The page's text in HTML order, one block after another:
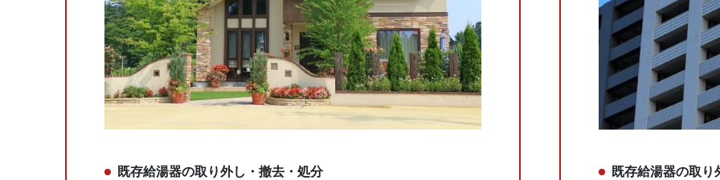
既存給湯器の取り外し・撤去・処分
既存給湯器の取り